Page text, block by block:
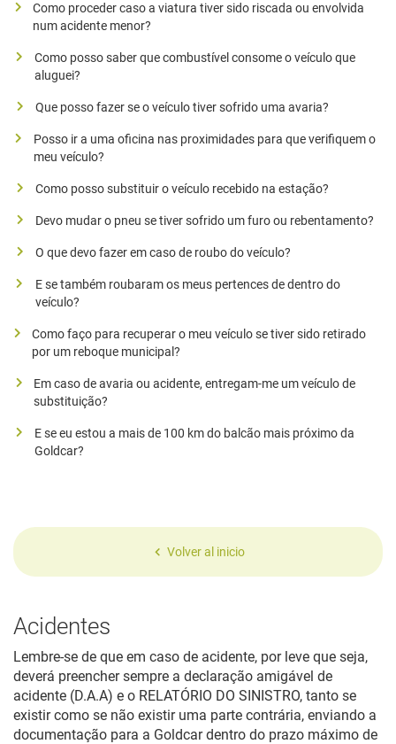
Como proceder caso a viatura tiver sido riscada ou envolvida
num acidente menor?
Como posso saber que combustível consome o veículo que
aluguei?
Que posso fazer se o veículo tiver sofrido uma avaria?
Posso ir a uma oficina nas proximidades para que verifiquem o
meu veículo?
Como posso substituir o veículo recebido na estação?
Devo mudar o pneu se tiver sofrido um furo ou rebentamento?
O que devo fazer em caso de roubo do veículo?
E se também roubaram os meus pertences de dentro do
veículo?
Como faço para recuperar o meu veículo se tiver sido retirado
por um reboque municipal?
Em caso de avaria ou acidente, entregam-me um veículo de
substituição?
E se eu estou a mais de 100 km do balcão mais próximo da
Goldcar?
Volver al inicio
Acidentes
Lembre-se de que em caso de acidente, por leve que seja,
deverá preencher sempre a declaração amigável de
acidente (D.A.A) e o RELATÓRIO DO SINISTRO, tanto se
existir como se não existir uma parte contrária, enviando a
documentação para a Goldcar dentro do prazo máximo de